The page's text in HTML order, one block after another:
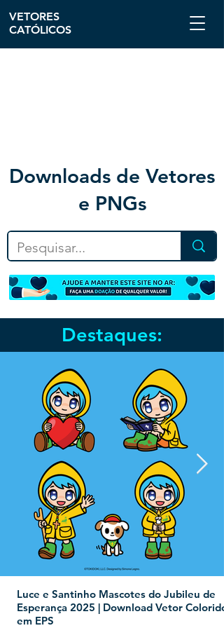
Downloads de Vetores
e PNGs
VETORES
CATÓLICOS
Destaques:
Luce e Santinho Mascotes do Jubileu de
Esperança 2025 | Download Vetor Colorido
em EPS